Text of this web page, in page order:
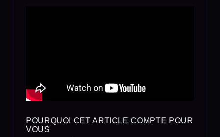
POURQUOI CET ARTICLE COMPTE POUR
VOUS